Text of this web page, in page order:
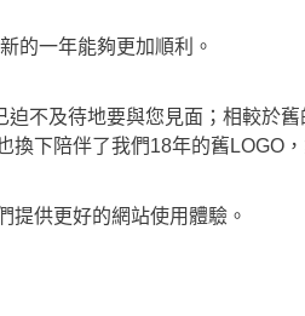
的一年能夠更加順利。
不及待地要與您見面；相較於
換下陪伴了我們18年的舊LOGO
提供更好的網站使用體驗。